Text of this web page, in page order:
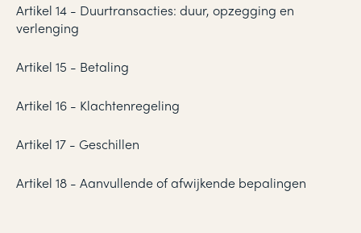
Artikel 14 - Duurtransacties: duur, opzegging en
verlenging
Artikel 15 - Betaling
Artikel 16 - Klachtenregeling
Artikel 17 - Geschillen
Artikel 18 - Aanvullende of afwijkende bepalingen